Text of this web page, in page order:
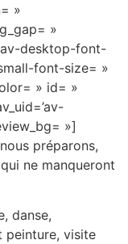
»
»
desktop-font-
font-size= »
» id= »
»]
préparons,
ne manqueront
danse,
peinture, visite